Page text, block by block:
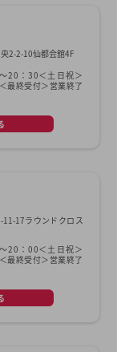
2-2-10仙都会舘4F
20：30＜土日祝＞
最終受付＞営業終了
17ラウンドクロス
20：00＜土日祝＞
最終受付＞営業終了